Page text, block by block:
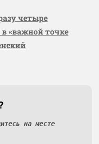
четыре
«важной точке
на месте